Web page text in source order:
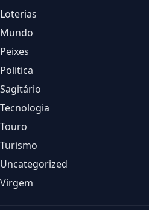
Loterias
Mundo
Peixes
Politica
Sagitário
Tecnologia
Touro
Turismo
Uncategorized
Virgem